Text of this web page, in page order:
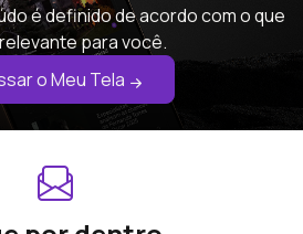
é definido de acordo com o que
para você.
o Meu Tela